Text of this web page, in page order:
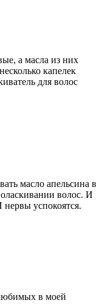
а масла из них
капелек
для волос
масло апельсина в
волос. И
успокоятся.
в моей